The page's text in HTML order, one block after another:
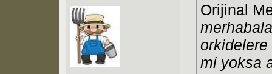
Orijinal
orkidelere
mi yoksa